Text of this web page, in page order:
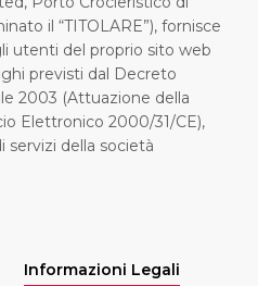
principali
comprare
del porto
del porto
sociale
business
il “TITOLARE”), fornisce
utenti del proprio sito web
previsti dal Decreto
2003 (Attuazione della
Elettronico 2000/31/CE),
servizi della società
Informazioni Legali